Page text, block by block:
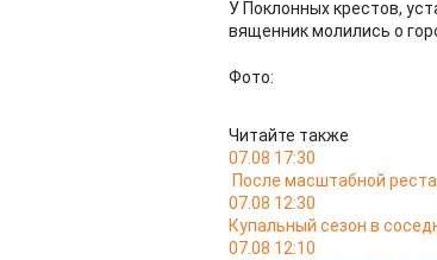
У Поклонных крестов,
вященник молились о
Фото:
Читайте также
07.08 17:30
После масштабной
07.08 12:30
Купальный сезон в
07.08 12:10